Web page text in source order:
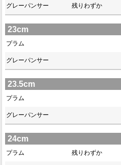
グレーパンサー 残りわずか
23cm
プラム
グレーパンサー
23.5cm
プラム
グレーパンサー
24cm
プラム 残りわずか